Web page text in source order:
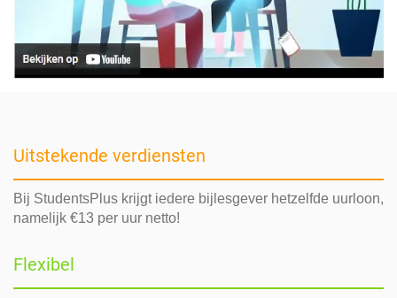
Uitstekende verdiensten
Bij StudentsPlus krijgt iedere bijlesgever hetzelfde uurloon,
namelijk €13 per uur netto!
Flexibel